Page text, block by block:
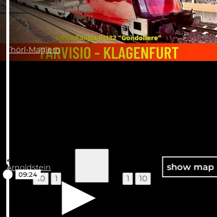
Thörl-Maglern
Arnoldstein
100
10 1 1 10
show map